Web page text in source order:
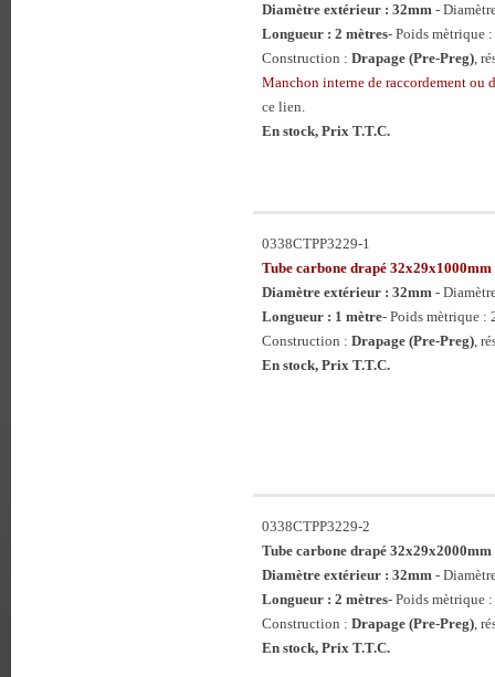
Diamètre extérieur : 32mm -
Longueur : 2 mètres- Poids mètrique :
Construction : Drapage (Pre-Preg),
Manchon interne de raccordement ou
ce lien.
En stock, Prix T.T.C.
0338CTPP3229-1
Tube carbone drapé 32x29x1000mm
Diamètre extérieur : 32mm -
Longueur : 1 mètre- Poids mètrique :
Construction : Drapage (Pre-Preg),
En stock, Prix T.T.C.
0338CTPP3229-2
Tube carbone drapé 32x29x2000mm
Diamètre extérieur : 32mm -
Longueur : 2 mètres- Poids mètrique :
Construction : Drapage (Pre-Preg),
En stock, Prix T.T.C.